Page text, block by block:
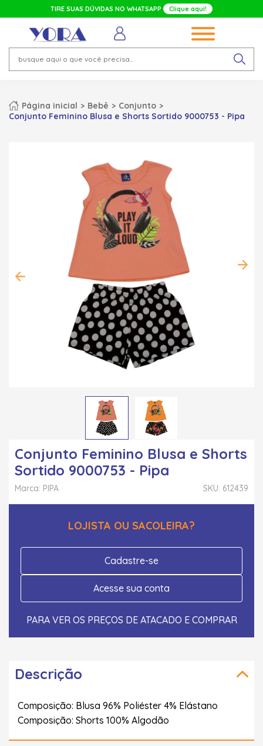
TIRE SUAS DÚVIDAS NO WHATSAPP Clique aqui!
Página inicial Bebê
Conjunto
Conjunto Feminino Blusa e Shorts Sortido 9000753 - Pipa
Conjunto Feminino Blusa e Shorts
Sortido 9000753 - Pipa
SKU: 612439
Marca: PIPA
LOJISTA OU SACOLEIRA?
Cadastre-se
Acesse sua conta
PARA VER OS PREÇOS DE ATACADO E COMPRAR
Descrição
Composição: Blusa 96% Poliéster 4% Elástano
Composição: Shorts 100% Algodão